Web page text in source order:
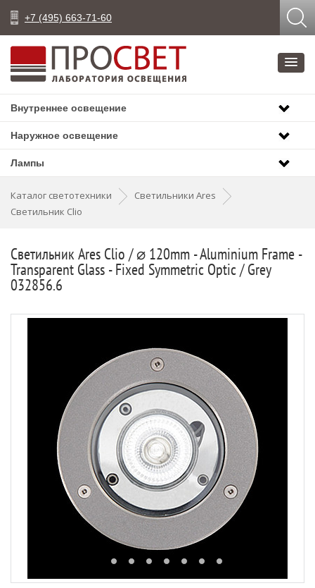
+7 (495) 663-71-60
Внутреннее освещение
Наружное освещение
Лампы
Каталог светотехники
Светильники Ares
Светильник Clio
Светильник Ares Clio / ⌀ 120mm - Aluminium Frame -
Transparent Glass - Fixed Symmetric Optic / Grey
032856.6